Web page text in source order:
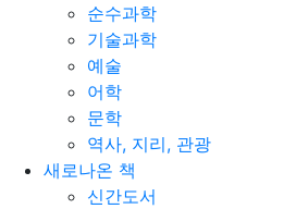
순수과학
기술과학
예술
어학
문학
역사, 지리, 관광
새로나온 책
신간도서